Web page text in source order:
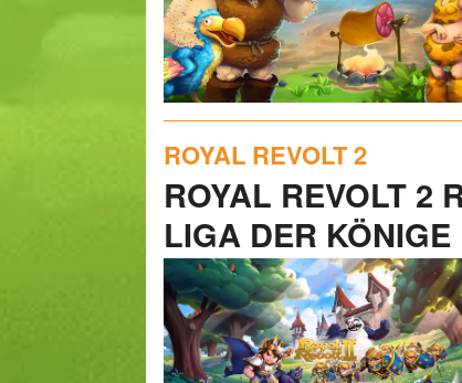
ROYAL REVOLT 2
ROYAL REVOLT 2
LIGA DER KÖNIGE